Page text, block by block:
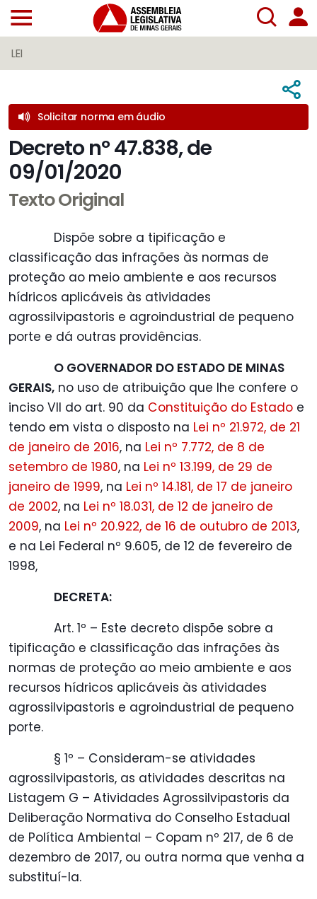
LEI
Decreto nº 47.838, de
09/01/2020
Solicitar norma em áudio
Texto Original
Dispõe sobre a tipificação e
classificação das infrações às normas de
proteção ao meio ambiente e aos recursos
hídricos aplicáveis às atividades
agrossilvipastoris e agroindustrial de pequeno
porte e dá outras providências.
O GOVERNADOR DO ESTADO DE MINAS
GERAIS, no uso de atribuição que lhe confere o
inciso VII do art. 90 da Constituição do Estado e
tendo em vista o disposto na Lei nº 21.972, de 21
de janeiro de 2016, na Lei nº 7.772, de 8 de
setembro de 1980, na Lei nº 13.199, de 29 de
janeiro de 1999, na Lei nº 14.181, de 17 de janeiro
de 2002, na Lei nº 18.031, de 12 de janeiro de
2009, na Lei nº 20.922, de 16 de outubro de 2013,
e na Lei Federal nº 9.605, de 12 de fevereiro de
1998,
DECRETA:
Art. 1º – Este decreto dispõe sobre a
tipificação e classificação das infrações às
normas de proteção ao meio ambiente e aos
recursos hídricos aplicáveis às atividades
agrossilvipastoris e agroindustrial de pequeno
porte.
§ 1º – Consideram-se atividades
agrossilvipastoris, as atividades descritas na
Listagem G – Atividades Agrossilvipastoris da
Deliberação Normativa do Conselho Estadual
de Política Ambiental – Copam nº 217, de 6 de
dezembro de 2017, ou outra norma que venha a
substituí-la.